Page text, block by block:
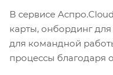
В сервисе
карты, онбординг
для командной
процессы благодаря